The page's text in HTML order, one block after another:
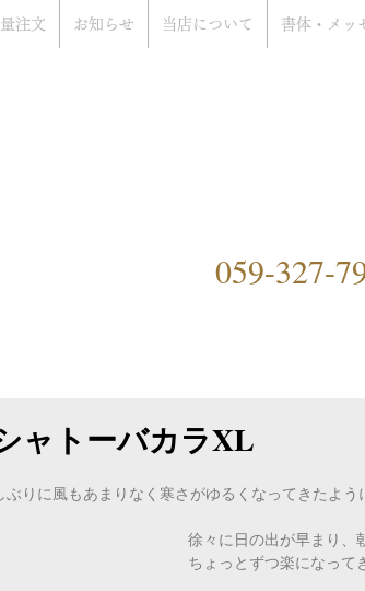
注文 お知らせ 当店について 書体・メッ
059-327-
ャトーバカラXL
りに風もあまりなく寒さがゆるくなってきたよう
徐々に日の出が早まり、
ちょっとずつ楽になって